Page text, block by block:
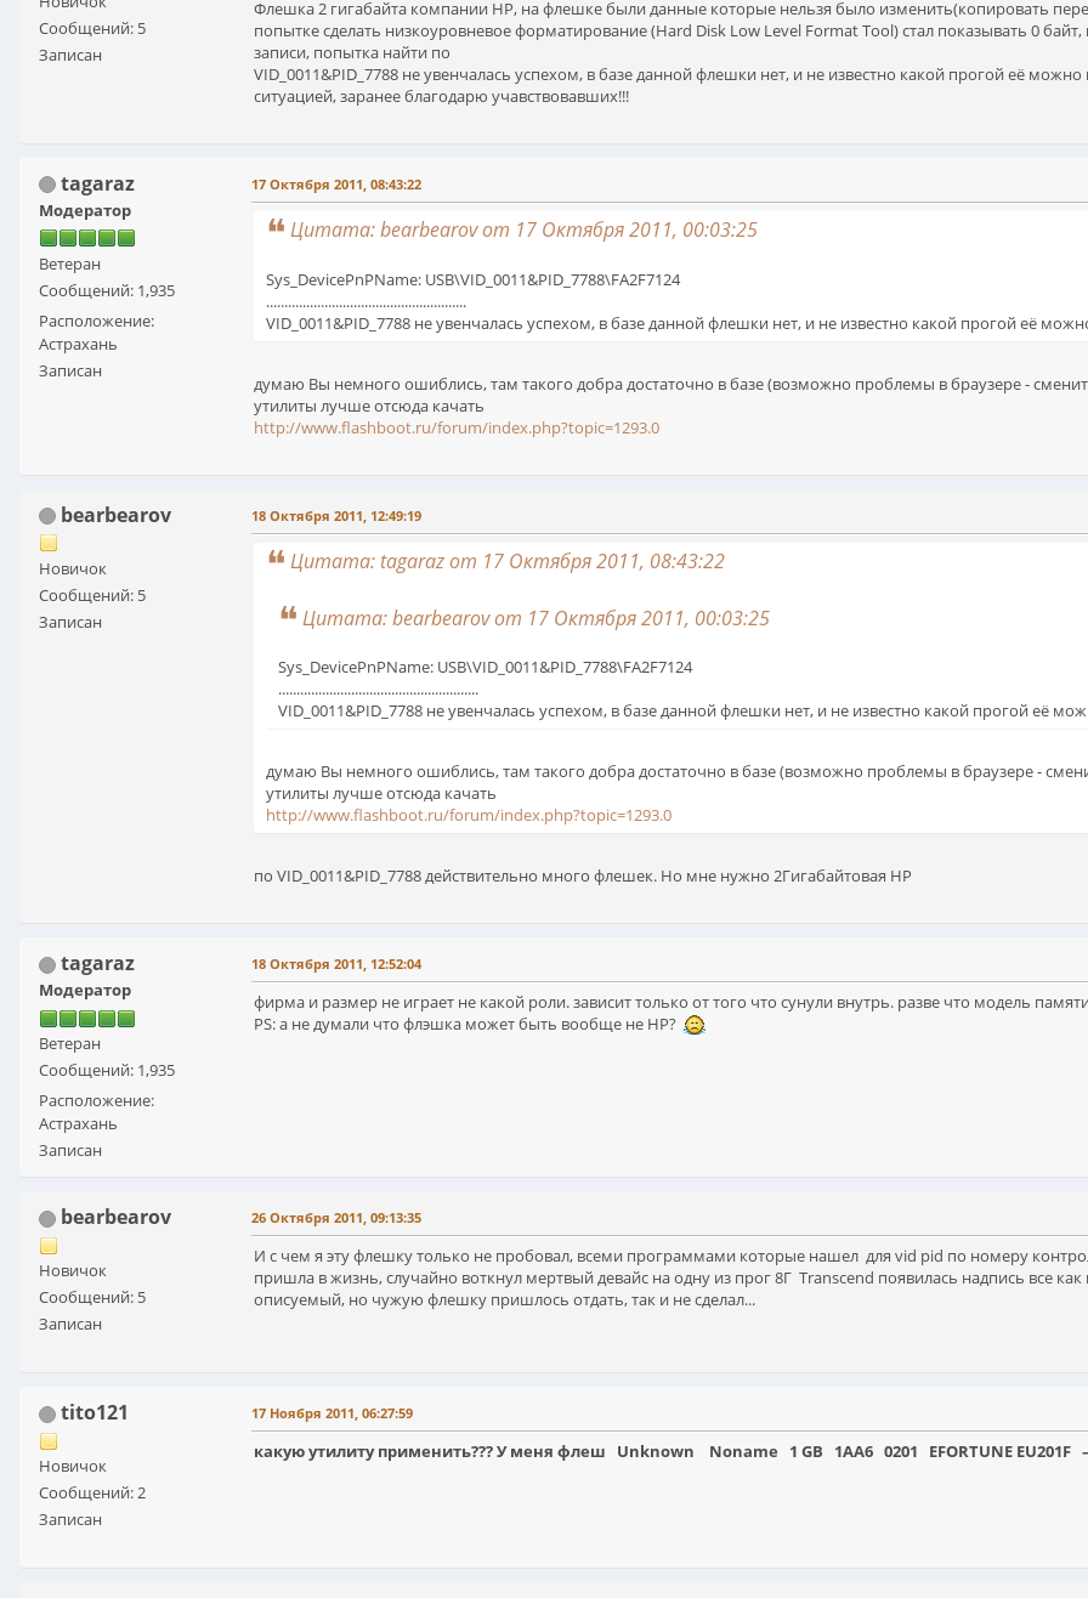
Сообщений: 5
Записан
Флешка 2 гигабайта компании HP, на флешке были данные которые нельзя было изменить(копировать
попытке сделать низкоуровневое форматирование (Hard Disk Low Level Format Tool) стал показывать 0
записи, попытка найти по
VID_0011&PID_7788 не увенчалась успехом, в базе данной флешки нет, и не известно какой прогой её
ситуацией, заранее благодарю учавствовавших!!!
tagaraz
Модератор
Ветеран
Сообщений: 1,935
Расположение:
Астрахань
Записан
17 Октября 2011, 08:43:22
Цитата: bearbearov от 17 Октября 2011, 00:03:25
Sys_DevicePnPName: USB\VID_0011&PID_7788\FA2F7124
.......................................................
VID_0011&PID_7788 не увенчалась успехом, в базе данной флешки нет, и не известно какой прогой её
думаю Вы немного ошиблись, там такого добра достаточно в базе (возможно проблемы в браузере -
утилиты лучше отсюда качать
http://www.flashboot.ru/forum/index.php?topic=1293.0
bearbearov
Новичок
Сообщений: 5
Записан
18 Октября 2011, 12:49:19
Цитата: tagaraz от 17 Октября 2011, 08:43:22
Цитата: bearbearov от 17 Октября 2011, 00:03:25
Sys_DevicePnPName: USB\VID_0011&PID_7788\FA2F7124
.......................................................
VID_0011&PID_7788 не увенчалась успехом, в базе данной флешки нет, и не известно какой прогой её
думаю Вы немного ошиблись, там такого добра достаточно в базе (возможно проблемы в браузере -
утилиты лучше отсюда качать
http://www.flashboot.ru/forum/index.php?topic=1293.0
по VID_0011&PID_7788 действительно много флешек. Но мне нужно 2Гигабайтовая НР
tagaraz
Модератор
Ветеран
Сообщений: 1,935
Расположение:
Астрахань
Записан
18 Октября 2011, 12:52:04
фирма и размер не играет не какой роли. зависит только от того что сунули внутрь. разве что модель
PS: а не думали что флэшка может быть вообще не HP?
bearbearov
Новичок
Сообщений: 5
Записан
26 Октября 2011, 09:13:35
И с чем я эту флешку только не пробовал, всеми программами которые нашел для vid pid по номеру
пришла в жизнь, случайно воткнул мертвый девайс на одну из прог 8Г Transcend появилась надпись все
описуемый, но чужую флешку пришлось отдать, так и не сделал...
tito121
Новичок
Сообщений: 2
Записан
17 Ноября 2011, 06:27:59
какую утилиту применить??? У меня флеш Unknown Noname 1 GB 1AA6 0201 EFORTUNE EU201F